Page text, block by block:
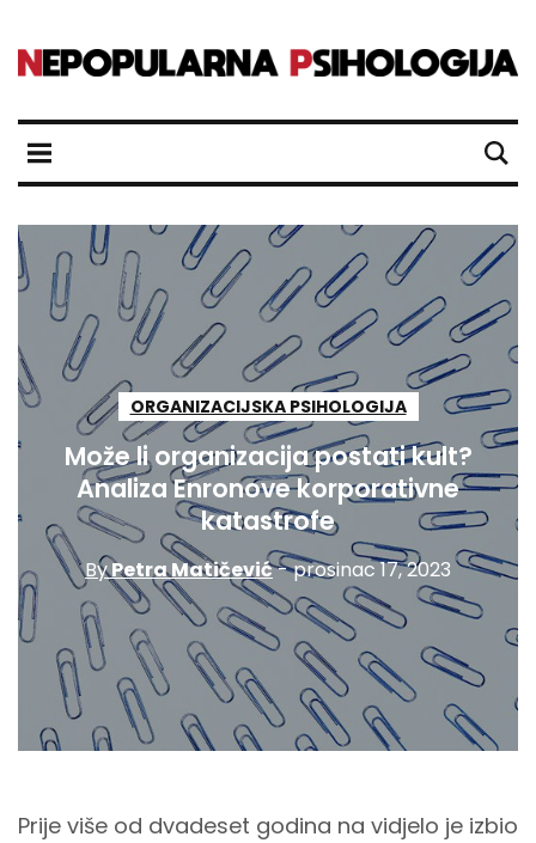
ORGANIZACIJSKA PSIHOLOGIJA
Može li organizacija postati kult?
Analiza Enronove korporativne
katastrofe
ByPetra Matičević- prosinac 17, 2023
Prije više od dvadeset godina na vidjelo je izbio